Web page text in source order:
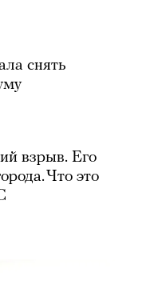
снять
взрыв. Его
Что это